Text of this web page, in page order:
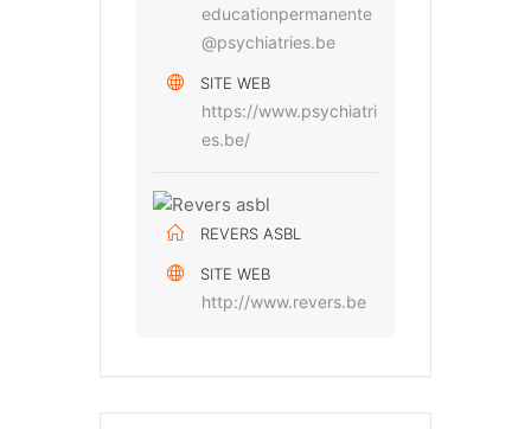
educationpermanente
@psychiatries.be
SITE WEB
https://www.psychiatri
es.be/
REVERS ASBL
SITE WEB
http://www.revers.be